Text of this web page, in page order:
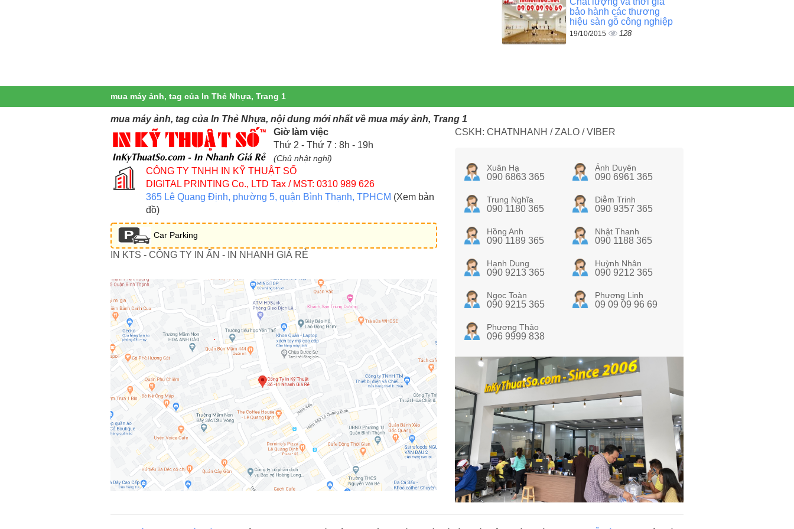
bảo hành các thương
hiệu sàn gỗ công nghiệp
19/10/2015 128
mua máy ảnh, tag của In Thẻ Nhựa, Trang 1
mua máy ảnh, tag của In Thẻ Nhựa, nội dung mới nhất về mua máy ảnh, Trang 1
Giờ làm việc
Thứ 2 - Thứ 7 : 8h - 19h
(Chủ nhật nghỉ)
CÔNG TY TNHH IN KỸ THUẬT SỐ
DIGITAL PRINTING Co., LTD Tax / MST: 0310 989 626
365 Lê Quang Định, phường 5, quận Bình Thạnh, TPHCM (Xem bản
đồ)
Car Parking
IN KTS - CÔNG TY IN ẤN - IN NHANH GIÁ RẺ
CSKH: CHATNHANH / ZALO / VIBER
Xuân Hạ
090 6863 365
Ánh Duyên
090 6961 365
Trung Nghĩa
090 1180 365
Diễm Trinh
090 9357 365
Hồng Anh
090 1189 365
Nhật Thanh
090 1188 365
Hạnh Dung
090 9213 365
Huỳnh Nhân
090 9212 365
Ngọc Toàn
090 9215 365
Phương Linh
09 09 09 96 69
Phương Thảo
096 9999 838